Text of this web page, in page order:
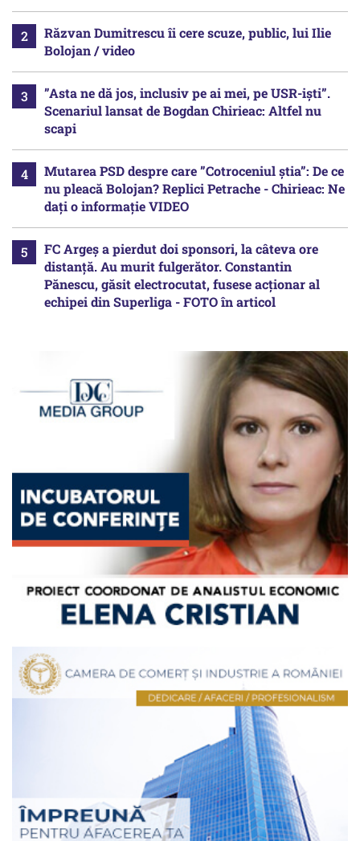
Răzvan Dumitrescu îi cere scuze, public, lui Ilie
Bolojan / video
”Asta ne dă jos, inclusiv pe ai mei, pe USR-iști”.
Scenariul lansat de Bogdan Chirieac: Altfel nu
scapi
Mutarea PSD despre care ”Cotroceniul știa”: De ce
nu pleacă Bolojan? Replici Petrache - Chirieac: Ne
dați o informație VIDEO
FC Argeș a pierdut doi sponsori, la câteva ore
distanță. Au murit fulgerător. Constantin
Pănescu, găsit electrocutat, fusese acționar al
echipei din Superliga - FOTO în articol